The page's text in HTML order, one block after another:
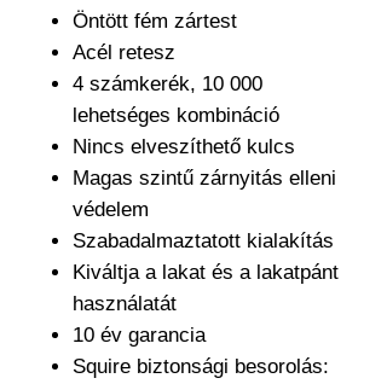
Öntött fém zártest
Acél retesz
4 számkerék, 10 000
lehetséges kombináció
Nincs elveszíthető kulcs
Magas szintű zárnyitás elleni
védelem
Szabadalmaztatott kialakítás
Kiváltja a lakat és a lakatpánt
használatát
10 év garancia
Squire biztonsági besorolás: